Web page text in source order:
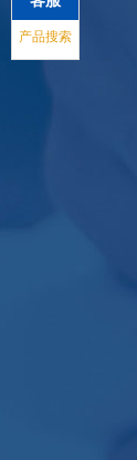
产品搜索